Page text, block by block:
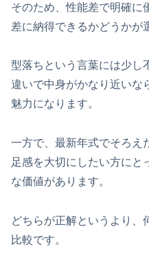
そのため、性能差で明確に
差に納得できるかどうかが
型落ちという言葉には少し
違いで中身がかなり近いな
魅力になります。
一方で、最新年式でそろえ
足感を大切にしたい方にと
な価値があります。
どちらが正解というより、
比較です。